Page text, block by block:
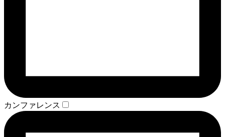
カンファレンス